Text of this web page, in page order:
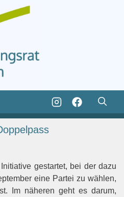
gestartet, bei der dazu
eine Partei zu wählen,
Im näheren geht es darum,